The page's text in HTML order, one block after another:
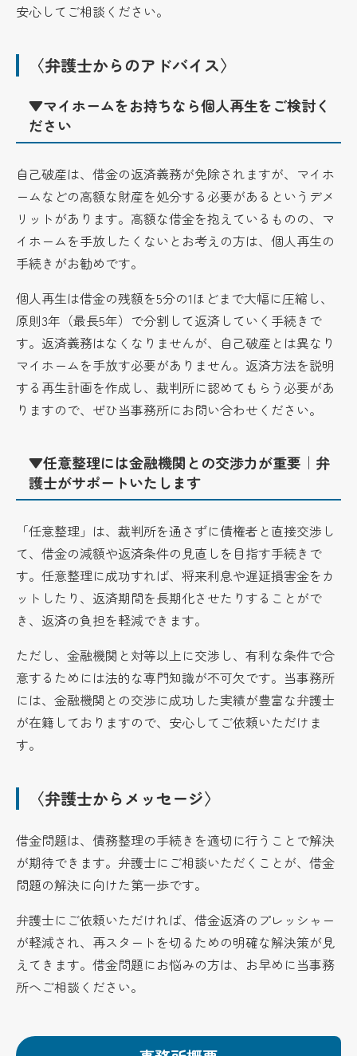
安心してご相談ください。
〈弁護士からのアドバイス〉
▼マイホームをお持ちなら個人再生をご検討く
ださい
自己破産は、借金の返済義務が免除されますが、マイホ
ームなどの高額な財産を処分する必要があるというデメ
リットがあります。高額な借金を抱えているものの、マ
イホームを手放したくないとお考えの方は、個人再生の
手続きがお勧めです。
個人再生は借金の残額を5分の1ほどまで大幅に圧縮し、
原則3年（最長5年）で分割して返済していく手続きで
す。返済義務はなくなりませんが、自己破産とは異なり
マイホームを手放す必要がありません。返済方法を説明
する再生計画を作成し、裁判所に認めてもらう必要があ
りますので、ぜひ当事務所にお問い合わせください。
▼任意整理には金融機関との交渉力が重要｜弁
護士がサポートいたします
「任意整理」は、裁判所を通さずに債権者と直接交渉し
て、借金の減額や返済条件の見直しを目指す手続きで
す。任意整理に成功すれば、将来利息や遅延損害金をカ
ットしたり、返済期間を長期化させたりすることがで
き、返済の負担を軽減できます。
ただし、金融機関と対等以上に交渉し、有利な条件で合
意するためには法的な専門知識が不可欠です。当事務所
には、金融機関との交渉に成功した実績が豊富な弁護士
が在籍しておりますので、安心してご依頼いただけま
す。
〈弁護士からメッセージ〉
借金問題は、債務整理の手続きを適切に行うことで解決
が期待できます。弁護士にご相談いただくことが、借金
問題の解決に向けた第一歩です。
弁護士にご依頼いただければ、借金返済のプレッシャー
が軽減され、再スタートを切るための明確な解決策が見
えてきます。借金問題にお悩みの方は、お早めに当事務
所へご相談ください。